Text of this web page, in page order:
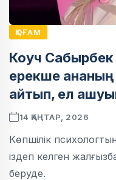
ҚОҒАМ
Коуч
ерекше ананың
айтып, ел
14 ҚАҢТАР, 2026
Көпшілік
іздеп келген
беруде.